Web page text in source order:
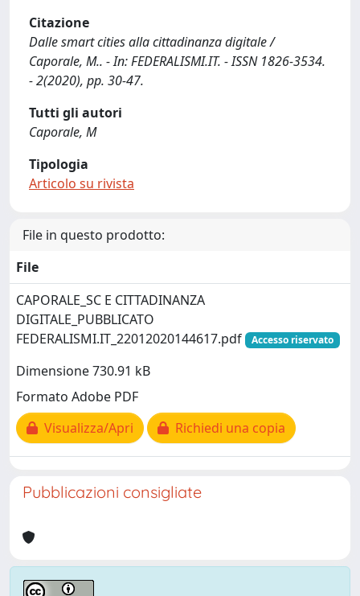
Citazione
Dalle smart cities alla cittadinanza digitale /
Caporale, M.. - In: FEDERALISMI.IT. - ISSN 1826-3534.
- 2(2020), pp. 30-47.
Tutti gli autori
Caporale, M
Tipologia
Articolo su rivista
File in questo prodotto:
File
CAPORALE_SC E CITTADINANZA
DIGITALE_PUBBLICATO
FEDERALISMI.IT_22012020144617.pdf
Accesso riservato
Dimensione 730.91 kB
Formato Adobe PDF
Visualizza/Apri
Richiedi una copia
Pubblicazioni consigliate